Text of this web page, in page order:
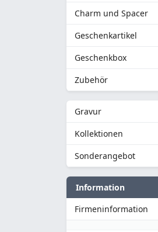
Charm und Spacer
Geschenkartikel
Geschenkbox
Zubehör
Gravur
Kollektionen
Sonderangebot
Information
Firmeninformation